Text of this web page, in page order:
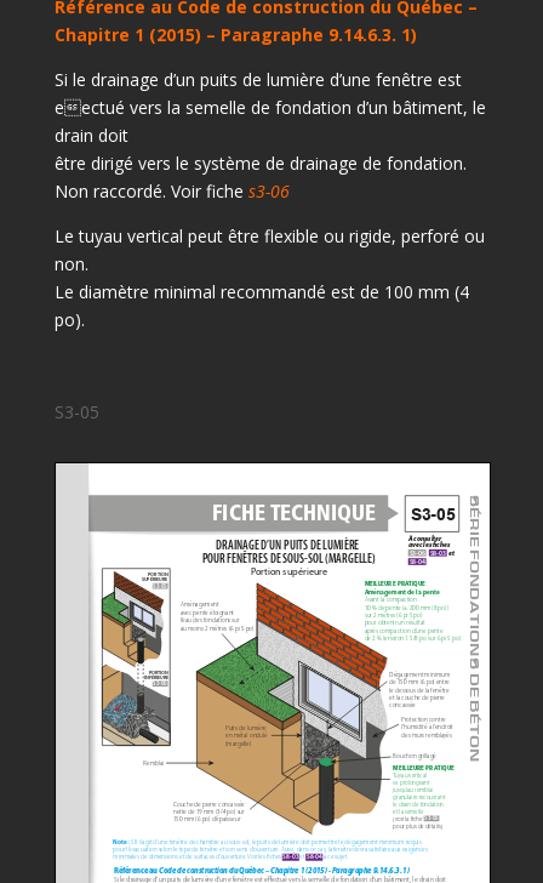
Référence au Code de construction du Québec –
Chapitre 1 (2015) – Paragraphe 9.14.6.3. 1)
Si le drainage d’un puits de lumière d’une fenêtre est
eectué vers la semelle de fondation d’un bâtiment, le
drain doit
être dirigé vers le système de drainage de fondation.
Non raccordé. Voir fiche s3-06
Le tuyau vertical peut être flexible ou rigide, perforé ou
non.
Le diamètre minimal recommandé est de 100 mm (4
po).
S3-05